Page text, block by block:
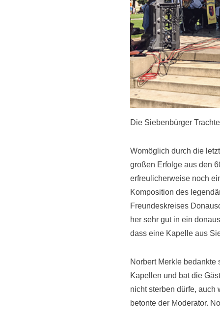
Die Siebenbürger
Womöglich durch die
großen Erfolge aus den
erfreulicherweise noch
Komposition des
Freundeskreises
her sehr gut in ein
dass eine Kapelle aus
Norbert Merkle
Kapellen und bat die
nicht sterben dürfe, auch
betonte der Moderator.